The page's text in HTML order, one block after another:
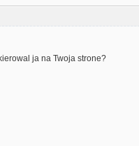
ja na Twoja strone?